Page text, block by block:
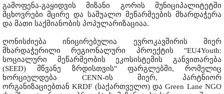
გამოფენა-გაყიდვის მიზანი გორის მუნიციპალიტეტში
მცხოვრები მცირე და საშუალო მეწარმეების მხარდაჭერა
და მათი საქმიანობის პოპულარიზაციაა.
ღონისძიება ინიცირებულია ევროკავშირის მიერ
მხარდაჭერილი რეგიონალური პროექტის "EU4Youth:
სოციალური მეწარმეობის ეკოსისტემის განვითარება
(SEED) მწვანე ზრდისთვის" ფარგლებში, რომელიც
ხორციელდება CENN-ის მიერ, პარტნიორ
ორგანიზაციებთან KRDF (საქართველო) და Green Lane NGO